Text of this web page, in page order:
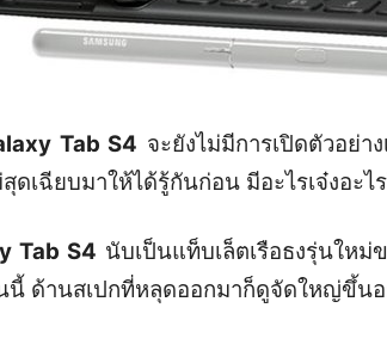
Tab S4 จะยังไม่มีการเปิดตัวอย่
ดเฉียบมาให้ได้รู้กันก่อน มีอะไรเจ๋งอะ
Tab S4 นับเป็นแท็บเล็ตเรือธงรุ่นให
นี้ ด้านสเปกที่หลุดออกมาก็ดูจัดใหญ่ขึ้นอ